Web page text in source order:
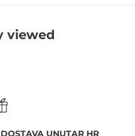
viewed
UNUTAR HR